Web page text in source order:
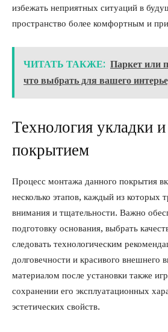
избежать неприятных ситуаций в
пространство более комфортным и
ЧИТАТЬ ТАКЖЕ: Паркет или
что выбрать для вашего
Технология укладки
покрытием
Процесс монтажа данного покрытия
несколько этапов, каждый из которых
внимания и тщательности. Важно
подготовку основания, выбрать
следовать технологическим
долговечности и красивого внешнего
материалом после установки также
сохранении его эксплуатационных
эстетических свойств.